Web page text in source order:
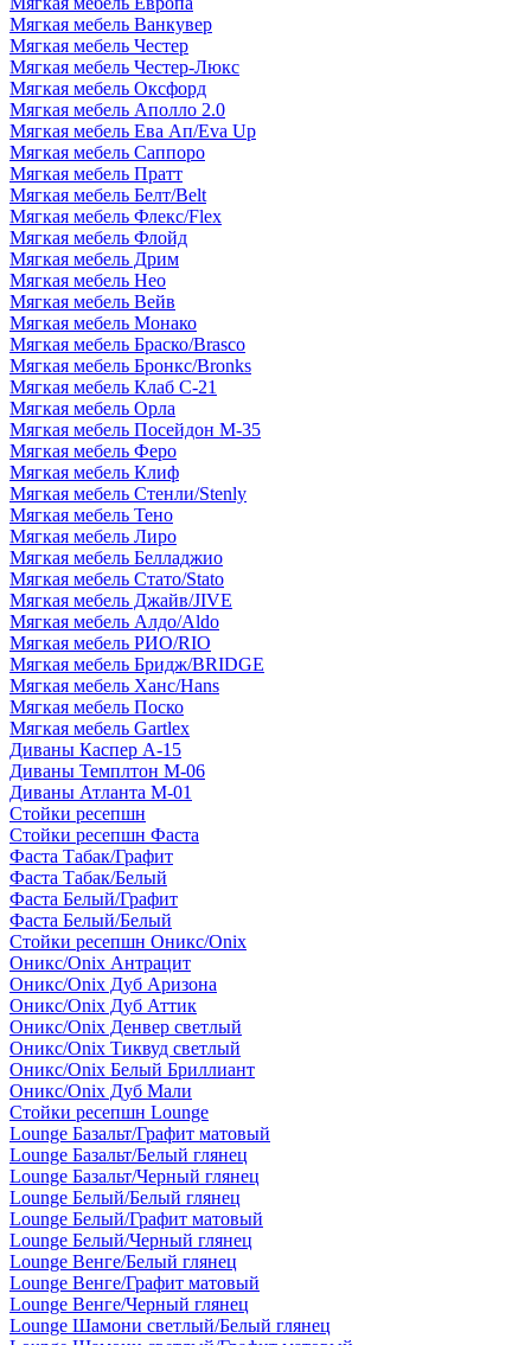
Мягкая мебель Ванкувер
Мягкая мебель Честер
Мягкая мебель Честер-Люкс
Мягкая мебель Оксфорд
Мягкая мебель Аполло 2.0
Мягкая мебель Ева Ап/Eva Up
Мягкая мебель Саппоро
Мягкая мебель Пратт
Мягкая мебель Белт/Belt
Мягкая мебель Флекс/Flex
Мягкая мебель Флойд
Мягкая мебель Дрим
Мягкая мебель Нео
Мягкая мебель Вейв
Мягкая мебель Монако
Мягкая мебель Браско/Brasco
Мягкая мебель Бронкс/Bronks
Мягкая мебель Клаб С-21
Мягкая мебель Орла
Мягкая мебель Посейдон М-35
Мягкая мебель Феро
Мягкая мебель Клиф
Мягкая мебель Стенли/Stenly
Мягкая мебель Тено
Мягкая мебель Лиро
Мягкая мебель Белладжио
Мягкая мебель Стато/Stato
Мягкая мебель Джайв/JIVE
Мягкая мебель Алдо/Aldo
Мягкая мебель РИО/RIO
Мягкая мебель Бридж/BRIDGE
Мягкая мебель Ханс/Hans
Мягкая мебель Поско
Мягкая мебель Gartlex
Диваны Каспер А-15
Диваны Темплтон М-06
Диваны Атланта М-01
Стойки ресепшн
Стойки ресепшн Фаста
Фаста Табак/Графит
Фаста Табак/Белый
Фаста Белый/Графит
Фаста Белый/Белый
Стойки ресепшн Оникс/Onix
Оникс/Onix Антрацит
Оникс/Onix Дуб Аризона
Оникс/Onix Дуб Аттик
Оникс/Onix Денвер светлый
Оникс/Onix Тиквуд светлый
Оникс/Onix Белый Бриллиант
Оникс/Onix Дуб Мали
Стойки ресепшн Lounge
Lounge Базальт/Графит матовый
Lounge Базальт/Белый глянец
Lounge Базальт/Черный глянец
Lounge Белый/Белый глянец
Lounge Белый/Графит матовый
Lounge Белый/Черный глянец
Lounge Венге/Белый глянец
Lounge Венге/Графит матовый
Lounge Венге/Черный глянец
Lounge Шамони светлый/Белый глянец